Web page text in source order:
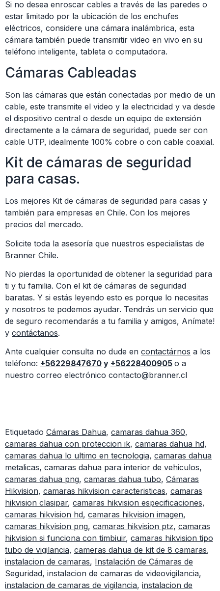
Si no desea enroscar cables a través de las paredes o
estar limitado por la ubicación de los enchufes
eléctricos, considere una cámara inalámbrica, esta
cámara también puede transmitir video en vivo en su
teléfono inteligente, tableta o computadora.
Cámaras Cableadas
Son las cámaras que están conectadas por medio de un
cable, este transmite el video y la electricidad y va desde
el dispositivo central o desde un equipo de extensión
directamente a la cámara de seguridad, puede ser con
cable UTP, idealmente 100% cobre o con cable coaxial.
Kit de cámaras de seguridad
para casas.
Los mejores Kit de cámaras de seguridad para casas y
también para empresas en Chile. Con los mejores
precios del mercado.
Solicite toda la asesoría que nuestros especialistas de
Branner Chile.
No pierdas la oportunidad de obtener la seguridad para
ti y tu familia. Con el kit de cámaras de seguridad
baratas. Y si estás leyendo esto es porque lo necesitas
y nosotros te podemos ayudar. Tendrás un servicio que
de seguro recomendarás a tu familia y amigos, Anímate!
y contáctanos.
Ante cualquier consulta no dude en contactárnos a los
teléfono: +56229847670 y +56228400905 o a
nuestro correo electrónico contacto@branner.cl
Etiquetado Cámaras Dahua, camaras dahua 360,
camaras dahua con proteccion ik, camaras dahua hd,
camaras dahua lo ultimo en tecnologia, camaras dahua
metalicas, camaras dahua para interior de vehiculos,
camaras dahua png, camaras dahua tubo, Cámaras
Hikvision, camaras hikvision caracteristicas, camaras
hikvision clasipar, camaras hikvision especificaciones,
camaras hikvision hd, camaras hikvision imagen,
camaras hikvision png, camaras hikvision ptz, camaras
hikvision si funciona con timbiuir, camaras hikvision tipo
tubo de vigilancia, cameras dahua de kit de 8 camaras,
instalacion de camaras, Instalación de Cámaras de
Seguridad, instalacion de camaras de videovigilancia,
instalacion de camaras de vigilancia, instalacion de